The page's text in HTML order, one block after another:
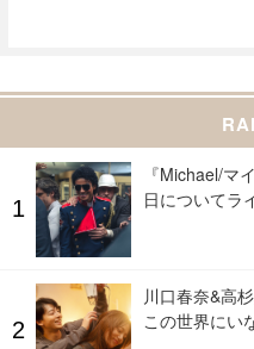
『Michael/マ
日についてラ
川口春奈&高
この世界にい